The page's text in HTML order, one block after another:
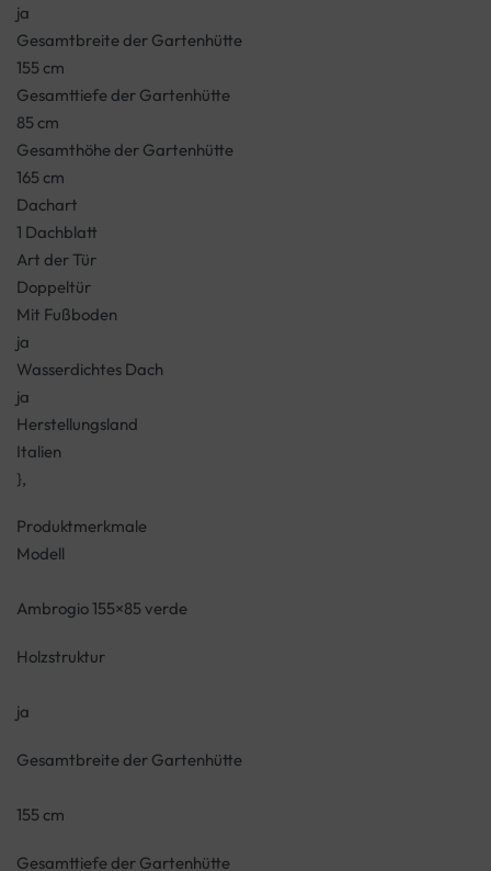
ja
Gesamtbreite der Gartenhütte
155 cm
Gesamttiefe der Gartenhütte
85 cm
Gesamthöhe der Gartenhütte
165 cm
Dachart
1 Dachblatt
Art der Tür
Doppeltür
Mit Fußboden
ja
Wasserdichtes Dach
ja
Herstellungsland
Italien
},
Produktmerkmale
Modell
Ambrogio 155×85 verde
Holzstruktur
ja
Gesamtbreite der Gartenhütte
155 cm
Gesamttiefe der Gartenhütte